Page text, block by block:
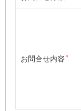
お問合せ内容